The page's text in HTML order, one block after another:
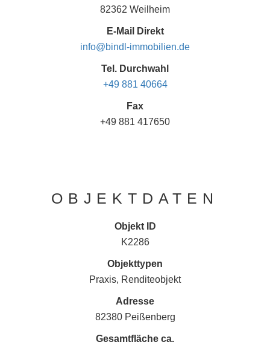
82362 Weilheim
E-Mail Direkt
info@bindl-immobilien.de
Tel. Durchwahl
+49 881 40664
Fax
+49 881 417650
OBJEKTDATEN
Objekt ID
K2286
Objekttypen
Praxis, Renditeobjekt
Adresse
82380 Peißenberg
Gesamtfläche ca.